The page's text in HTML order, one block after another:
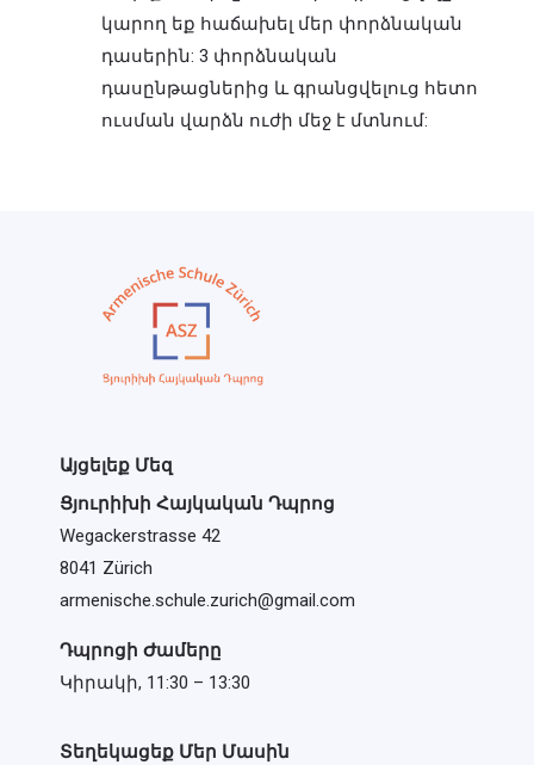
կարող եք հաճախել մեր փորձնական
դասերին: 3 փորձնական
դասընթացներից և գրանցվելուց հետո
ուսման վարձն ուժի մեջ է մտնում:
Այցելեք Մեզ
Ցյուրիխի Հայկական Դպրոց
Wegackerstrasse 42
8041 Zürich
armenische.schule.zurich@gmail.com
Դպրոցի Ժամերը
Կիրակի, 11:30 – 13:30
Տեղեկացեք Մեր Մասին